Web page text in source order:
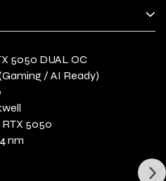
5050 DUAL OC
/ AI Ready)
5050
nm